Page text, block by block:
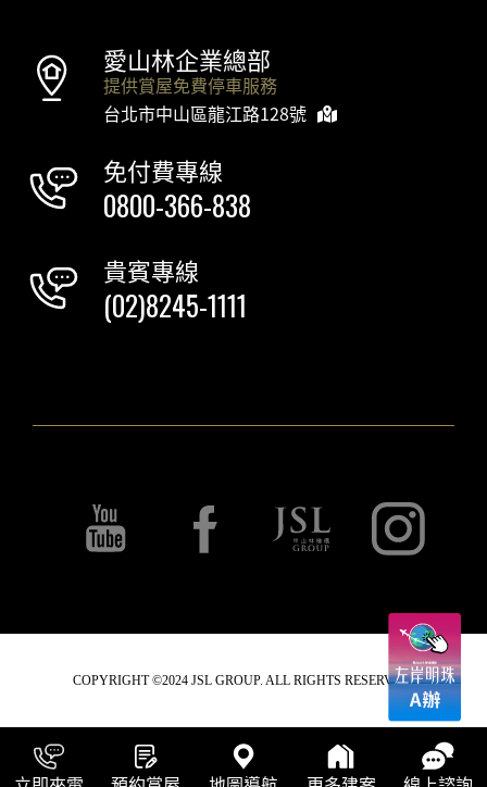
愛山林企業總部
提供賞屋免費停車服務
台北市中山區龍江路128號
免付費專線
0800-366-838
貴賓專線
(02)8245-1111
COPYRIGHT ©2024 JSL GROUP. ALL RIGHTS RESERVED.